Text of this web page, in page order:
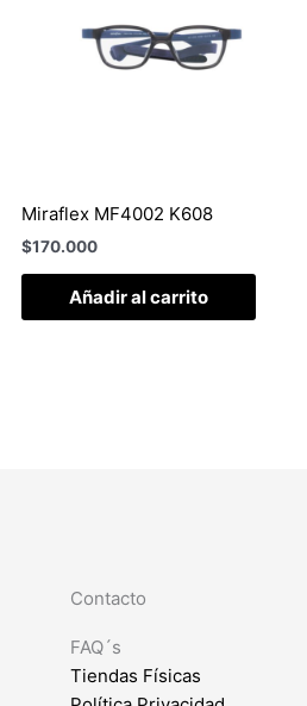
Miraflex MF4002 K608
$170.000
Añadir al carrito
Contacto
FAQ´s
Tiendas Físicas